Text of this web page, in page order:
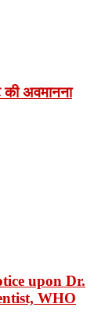
की अवमानना
upon Dr.
WHO